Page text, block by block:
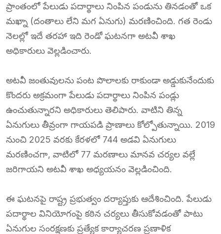
ప్రాంతంలో పేలుడు పదార్థాలు నింపిన పండును తినడంతో ఒక
మఖ్నా (దంతాలు లేని మగ ఏనుగు) మరణించింది. గత రెండు
నెలల్లో ఇదే తరహా ఇది రెండో ఘటనగా అటవీ శాఖ
అధికారులు వెల్లడించారు.
అటవీ జంతువులను పంట పొలాలకు రాకుండా అడ్డుకునేందుకు
కొందరు అక్రమంగా పేలుడు పదార్థాలు నింపిన పండ్లు
ఉంచుతున్నారని అధికారులు తెలిపారు. వాటిని తిన్న
ఏనుగులు తీవ్రంగా గాయపడి ప్రాణాలు కోల్పోతున్నాయి. 2019
నుంచి 2025 వరకు కేరళలో 744 అడవి ఏనుగులు
మరణించగా, వాటిలో 77 మరణాలు మానవ చర్యల వల్లే
జరిగాయని అటవీ శాఖ అధ్యయనం వెల్లడించింది.
ఈ ఘటనపై రాష్ట్ర ప్రభుత్వం దర్యాప్తుకు ఆదేశించింది. పేలుడు
పదార్థాల వినియోగంపై కఠిన చర్యలు తీసుకోవడంతో పాటు
ఏనుగుల సంరక్షణకు ప్రత్యేక కార్యాచరణ ప్రణాళిక